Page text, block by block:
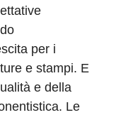
per i
e stampi. E
e della
Le